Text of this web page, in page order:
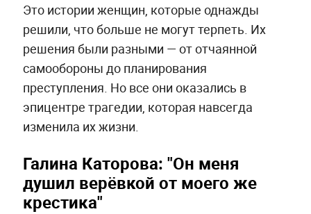
Это истории женщин, которые однажды
решили, что больше не могут терпеть. Их
решения были разными — от отчаянной
самообороны до планирования
преступления. Но все они оказались в
эпицентре трагедии, которая навсегда
изменила их жизни.
Галина Каторова: "Он меня
душил верёвкой от моего же
крестика"